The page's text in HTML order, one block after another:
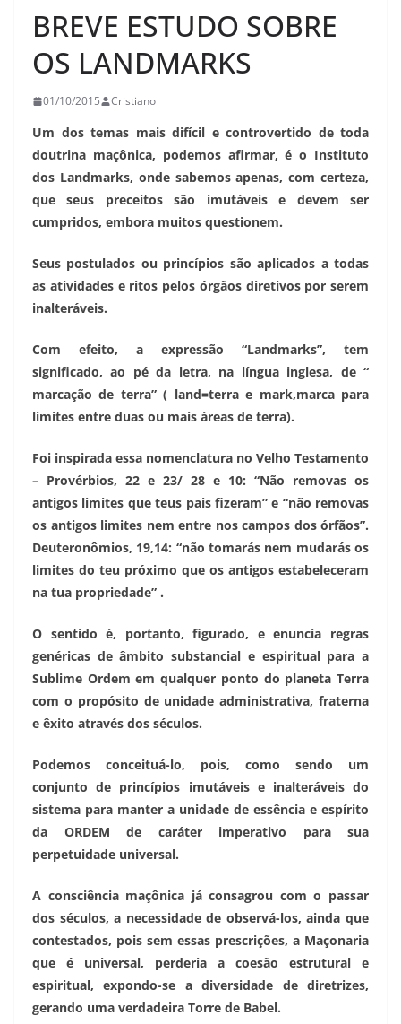
BREVE ESTUDO SOBRE
OS LANDMARKS
01/10/2015 Cristiano
Um dos temas mais difícil e controvertido de toda
doutrina maçônica, podemos afirmar, é o Instituto
dos Landmarks, onde sabemos apenas, com certeza,
que seus preceitos são imutáveis e devem ser
cumpridos, embora muitos questionem.
Seus postulados ou princípios são aplicados a todas
as atividades e ritos pelos órgãos diretivos por serem
inalteráveis.
Com efeito, a expressão “Landmarks”, tem
significado, ao pé da letra, na língua inglesa, de “
marcação de terra” ( land=terra e mark,marca para
limites entre duas ou mais áreas de terra).
Foi inspirada essa nomenclatura no Velho Testamento
– Provérbios, 22 e 23/ 28 e 10: “Não removas os
antigos limites que teus pais fizeram” e “não removas
os antigos limites nem entre nos campos dos órfãos”.
Deuteronômios, 19,14: “não tomarás nem mudarás os
limites do teu próximo que os antigos estabeleceram
na tua propriedade” .
O sentido é, portanto, figurado, e enuncia regras
genéricas de âmbito substancial e espiritual para a
Sublime Ordem em qualquer ponto do planeta Terra
com o propósito de unidade administrativa, fraterna
e êxito através dos séculos.
Podemos conceituá-lo, pois, como sendo um
conjunto de princípios imutáveis e inalteráveis do
sistema para manter a unidade de essência e espírito
da ORDEM de caráter imperativo para sua
perpetuidade universal.
A consciência maçônica já consagrou com o passar
dos séculos, a necessidade de observá-los, ainda que
contestados, pois sem essas prescrições, a Maçonaria
que é universal, perderia a coesão estrutural e
espiritual, expondo-se a diversidade de diretrizes,
gerando uma verdadeira Torre de Babel.